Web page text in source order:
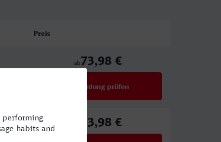
Preis
ab73,98 €
Verbindung prüfen
73,98 €